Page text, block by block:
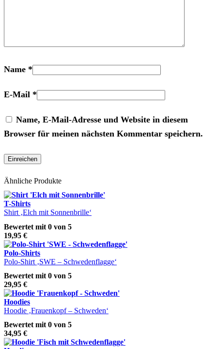
Name *
E-Mail *
Name, E-Mail-Adresse und Website in diesem
Browser für meinen nächsten Kommentar speichern.
Ähnliche Produkte
T-Shirts
Shirt ‚Elch mit Sonnenbrille‘
Bewertet mit 0 von 5
19,95 €
Polo-Shirts
Polo-Shirt ‚SWE – Schwedenflagge‘
Bewertet mit 0 von 5
29,95 €
Hoodies
Hoodie ‚Frauenkopf – Schweden‘
Bewertet mit 0 von 5
34,95 €